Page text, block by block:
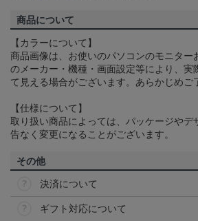
商品について
【カラーについて】
商品画像は、お使いのパソコンのモニター
のメーカー・機種・画面設定等により、実
て見える場合がございます。あらかじめご
【仕様について】
取り扱い商品によっては、パッケージやデ
告なく変更になることがございます。
その他
決済について
ギフト対応について